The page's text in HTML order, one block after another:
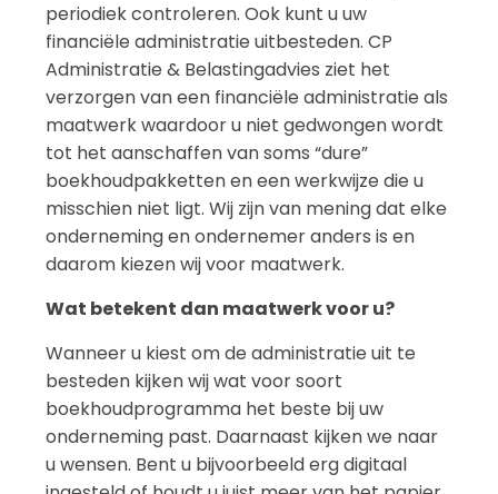
periodiek controleren. Ook kunt u uw
financiële administratie uitbesteden. CP
Administratie & Belastingadvies ziet het
verzorgen van een financiële administratie als
maatwerk waardoor u niet gedwongen wordt
tot het aanschaffen van soms “dure”
boekhoudpakketten en een werkwijze die u
misschien niet ligt. Wij zijn van mening dat elke
onderneming en ondernemer anders is en
daarom kiezen wij voor maatwerk.
Wat betekent dan maatwerk voor u?
Wanneer u kiest om de administratie uit te
besteden kijken wij wat voor soort
boekhoudprogramma het beste bij uw
onderneming past. Daarnaast kijken we naar
u wensen. Bent u bijvoorbeeld erg digitaal